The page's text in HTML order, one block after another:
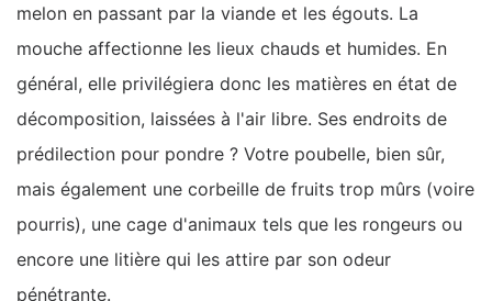
melon en passant par la viande et les égouts. La
mouche affectionne les lieux chauds et humides. En
général, elle privilégiera donc les matières en état de
décomposition, laissées à l'air libre. Ses endroits de
prédilection pour pondre ? Votre poubelle, bien sûr,
mais également une corbeille de fruits trop mûrs (voire
pourris), une cage d'animaux tels que les rongeurs ou
encore une litière qui les attire par son odeur
pénétrante.